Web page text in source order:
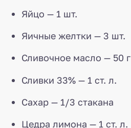
Яйцо — 1 шт.
Яичные желтки — 3 шт.
Сливочное масло — 50 г
Сливки 33% — 1 ст. л.
Сахар — 1/3 стакана
Цедра лимона — 1 ст. л.